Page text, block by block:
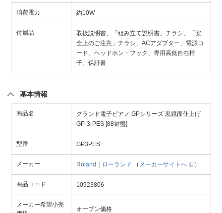
消費電力 約10W
付属品
取扱説明書、「組み立て説明書」チラシ、「安
全上のご注意」チラシ、ACアダプター、電源コ
ード、ヘッドホン・フック、専用高低自在椅
子、保証書
基本情報
商品名
グランド電子ピアノ GPシリーズ 黒鏡面仕上げ
GP-3-PES [88鍵盤]
型番 GP3PES
メーカー Roland｜ローランド （ メーカーサイトへ ）
商品コード 10923806
メーカー希望小売
オープン価格